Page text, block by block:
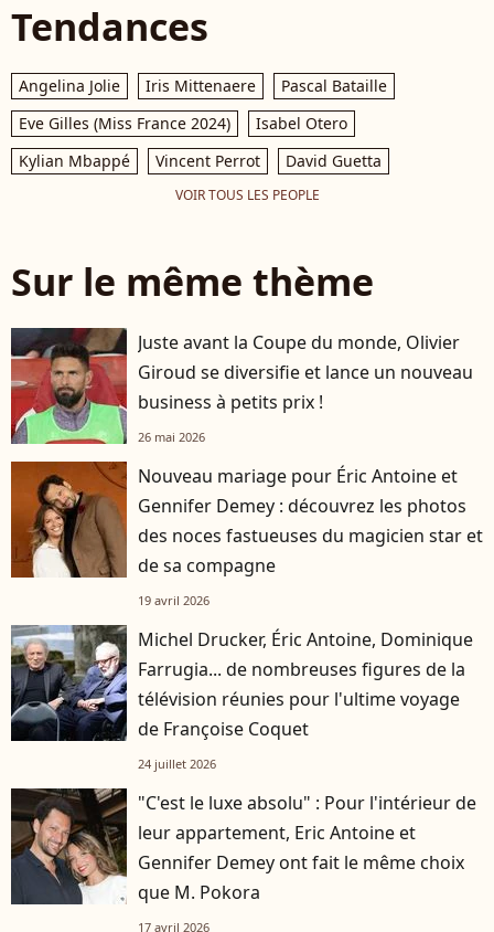
Tendances
Angelina Jolie Iris Mittenaere
Pascal Bataille
Eve Gilles (Miss France 2024)
Isabel Otero
Kylian Mbappé
Vincent Perrot David Guetta
VOIR TOUS LES PEOPLE
Sur le même thème
Juste avant la Coupe du monde, Olivier
Giroud se diversifie et lance un nouveau
business à petits prix !
26 mai 2026
Nouveau mariage pour Éric Antoine et
Gennifer Demey : découvrez les photos
des noces fastueuses du magicien star et
de sa compagne
19 avril 2026
Michel Drucker, Éric Antoine, Dominique
Farrugia... de nombreuses figures de la
télévision réunies pour l'ultime voyage
de Françoise Coquet
24 juillet 2026
"C'est le luxe absolu" : Pour l'intérieur de
leur appartement, Eric Antoine et
Gennifer Demey ont fait le même choix
que M. Pokora
17 avril 2026